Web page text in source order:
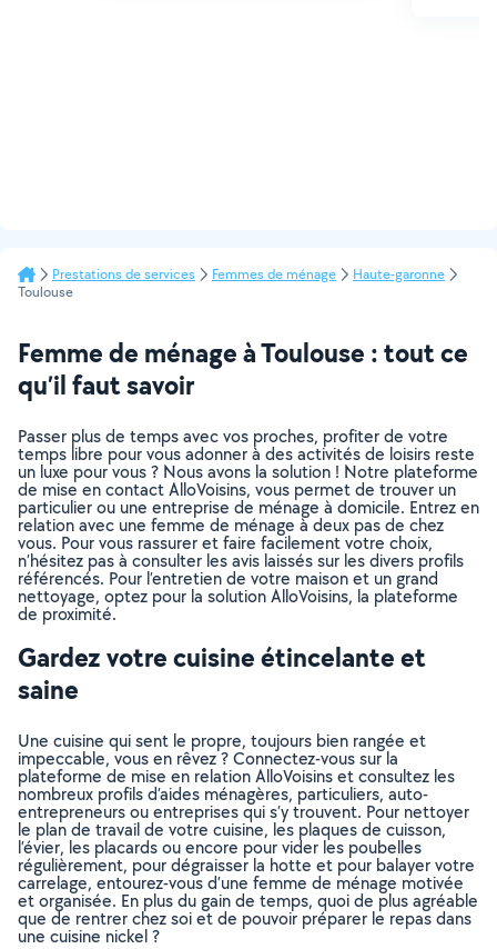
Prestations de services Femmes de ménage
Haute-garonne
Toulouse
Femme de ménage à Toulouse : tout ce
qu’il faut savoir
Passer plus de temps avec vos proches, profiter de votre
temps libre pour vous adonner à des activités de loisirs reste
un luxe pour vous ? Nous avons la solution ! Notre plateforme
de mise en contact AlloVoisins, vous permet de trouver un
particulier ou une entreprise de ménage à domicile. Entrez en
relation avec une femme de ménage à deux pas de chez
vous. Pour vous rassurer et faire facilement votre choix,
n’hésitez pas à consulter les avis laissés sur les divers profils
référencés. Pour l’entretien de votre maison et un grand
nettoyage, optez pour la solution AlloVoisins, la plateforme
de proximité.
Gardez votre cuisine étincelante et
saine
Une cuisine qui sent le propre, toujours bien rangée et
impeccable, vous en rêvez ? Connectez-vous sur la
plateforme de mise en relation AlloVoisins et consultez les
nombreux profils d’aides ménagères, particuliers, auto-
entrepreneurs ou entreprises qui s’y trouvent. Pour nettoyer
le plan de travail de votre cuisine, les plaques de cuisson,
l’évier, les placards ou encore pour vider les poubelles
régulièrement, pour dégraisser la hotte et pour balayer votre
carrelage, entourez-vous d’une femme de ménage motivée
et organisée. En plus du gain de temps, quoi de plus agréable
que de rentrer chez soi et de pouvoir préparer le repas dans
une cuisine nickel ?